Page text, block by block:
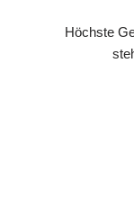
Höchste